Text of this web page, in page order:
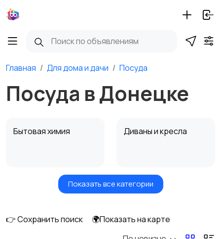
Главная Для дома и дачи Посуда
Посуда в Донецке
Бытовая химия Диваны и кресла
Кровати и матрасы Кухонные гарнитуры
Показать все категории
👉 Сохранить поиск
🌍Показать на карте